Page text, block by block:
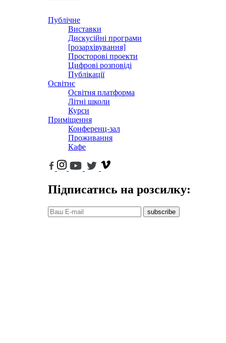
Публічне
Виставки
Дискусійні програми
[розархівування]
Просторові проекти
Цифрові розповіді
Публікації
Освітнє
Освітня платформа
Літні школи
Курси
Приміщення
Конференц-зал
Проживання
Кафе
Підписатись на розсилку:
subscribe